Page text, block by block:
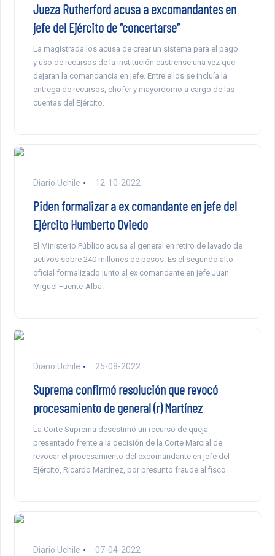
Jueza Rutherford acusa a excomandantes en
jefe del Ejército de “concertarse”
La magistrada los acusa de crear un sistema para el pago
y uso de recursos de la institución castrense una vez que
dejaran la comandancia en jefe. Entre ellos se incluía la
entrega de recursos, chofer y mayordomo a cargo de las
cuentas del Ejército.
Diario Uchile 12-10-2022
Piden formalizar a ex comandante en jefe del
Ejército Humberto Oviedo
El Ministerio Público acusa al general en retiro de lavado de
activos sobre 240 millones de pesos. Es el segundo alto
oficial formalizado junto al ex comandante en jefe Juan
Miguel Fuente-Alba.
Diario Uchile 25-08-2022
Suprema confirmó resolución que revocó
procesamiento de general (r) Martínez
La Corte Suprema desestimó un recurso de queja
presentado frente a la decisión de la Corte Marcial de
revocar el procesamiento del excomandante en jefe del
Ejército, Ricardo Martínez, por presunto fraude al fisco.
Diario Uchile 07-04-2022